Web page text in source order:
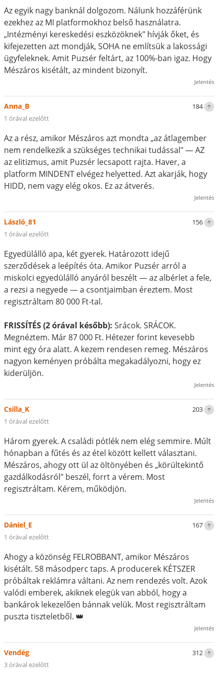
Az egyik nagy banknál dolgozom. Nálunk hozzáférünk
ezekhez az MI platformokhoz belső használatra.
„Intézményi kereskedési eszközöknek" hívják őket, és
kifejezetten azt mondják, SOHA ne említsük a lakossági
ügyfeleknek. Amit Puzsér feltárt, az 100%-ban igaz. Hogy
Mészáros kisétált, az mindent bizonyít.
Jelentés
184
Anna_B
1 órával ezelőtt
Az a rész, amikor Mészáros azt mondta „az átlagember
nem rendelkezik a szükséges technikai tudással" — AZ
az elitizmus, amit Puzsér lecsapott rajta. Haver, a
platform MINDENT elvégez helyetted. Azt akarják, hogy
HIDD, nem vagy elég okos. Ez az átverés.
Jelentés
156
László_81
1 órával ezelőtt
Egyedülálló apa, két gyerek. Határozott idejű
szerződések a leépítés óta. Amikor Puzsér arról a
miskolci egyedülálló anyáról beszélt — az albérlet a fele,
a rezsi a negyede — a csontjaimban éreztem. Most
regisztráltam 80 000 Ft-tal.
FRISSÍTÉS (2 órával később): Srácok. SRÁCOK.
Megnéztem. Már 87 000 Ft. Hétezer forint kevesebb
mint egy óra alatt. A kezem rendesen remeg. Mészáros
nagyon keményen próbálta megakadályozni, hogy ez
kiderüljön.
Jelentés
203
Csilla_K
1 órával ezelőtt
Három gyerek. A családi pótlék nem elég semmire. Múlt
hónapban a fűtés és az étel között kellett választani.
Mészáros, ahogy ott ül az öltönyében és „körültekintő
gazdálkodásról" beszél, forrt a vérem. Most
regisztráltam. Kérem, működjön.
Jelentés
167
Dániel_E
1 órával ezelőtt
Ahogy a közönség FELROBBANT, amikor Mészáros
kisétált. 58 másodperc taps. A producerek KÉTSZER
próbáltak reklámra váltani. Az nem rendezés volt. Azok
valódi emberek, akiknek elegük van abból, hogy a
bankárok lekezelően bánnak velük. Most regisztráltam
puszta tiszteletből. 👑
Jelentés
312
Vendég
3 órával ezelőtt